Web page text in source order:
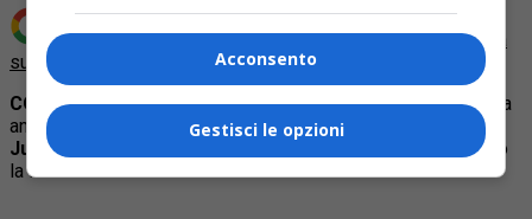
Aggiungi Quotidiano Piemontese come Fonte preferita
su Google
COMO– Dopo aver conquistato il titolo in campionato, arriva
anche la soddisfazione deltrionfo in Coppa Italia
Juventus Women
realizza una storica doppietta superando
la Roma in finale con un netto4-0.
Acconsento
Gestisci le opzioni